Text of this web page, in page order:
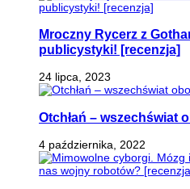
Mroczny Rycerz z
publicystyki! [recenzja]
24 lipca, 2023
Otchłań – wszechświat
4 października, 2022